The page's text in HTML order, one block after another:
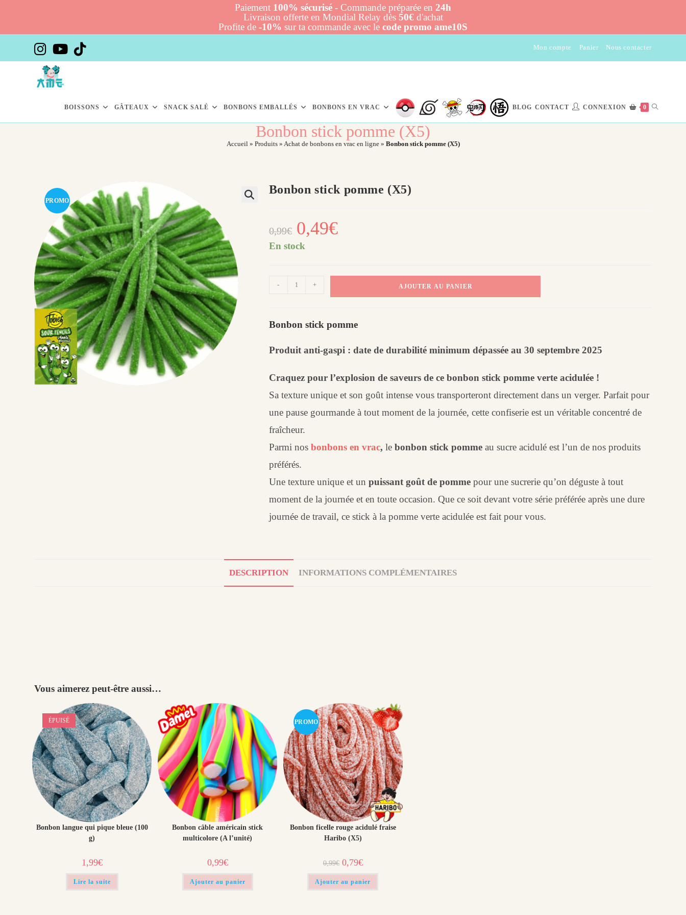
Paiement 100% sécurisé - Commande préparée en 24h
Livraison offerte en Mondial Relay dès 50€d'achat
Profite de -10% sur ta commande avec le code promo ame10S
Mon compte Panier Nous contacter
BOISSONS GÂTEAUX SNACK SALÉ BONBONS EMBALLÉS BONBONS EN VRAC BLOG CONTACT CONNEXION 0 TOGGLE
Bonbon stick pomme (X5)
Accueil» Produits» Achat de bonbons en vrac en ligne» Bonbon stick pomme (X5)
PROMO
!
Bonbon stick pomme (X5)
0,99€
Le
prix
initial
était :
0,99€.
0,49€Le
actuel
En stock
- + AJOUTER AU PANIER
Bonbon stick pomme
Produit anti-gaspi : date de durabilité minimum dépassée au 30 septembre 2025
Craquez pour l’explosion de saveurs de ce bonbon stick pomme verte acidulée !
Sa texture unique et son goût intense vous transporteront directement dans un verger. Parfait pour
une pause gourmande à tout moment de la journée, cette confiserie est un véritable concentré de
fraîcheur.
Parmi nos bonbons en vrac, le bonbon stick pomme au sucre acidulé est l’un de nos produits
préférés.
Une texture unique et un puissant goût de pommepour une sucrerie qu’on déguste à tout
moment de la journée et en toute occasion. Que ce soit devant votre série préférée après une dure
journée de travail, ce stick à la pomme verte acidulée est fait pour vous.
DESCRIPTION INFORMATIONS COMPLÉMENTAIRES
Vous aimerez peut-être aussi…
ÉPUISÉ
Bonbon langue qui pique bleue (100
g)
1,99€
Lire la suite
Bonbon câble américain stick
multicolore (A l’unité)
0,99€
Ajouter au panier
PROMO
!
Bonbon ficelle rouge acidulé fraise
Haribo (X5)
0,99€ Le
prix
initial
était :
0,79€Le
prix
actuel
est :
Ajouter au panier